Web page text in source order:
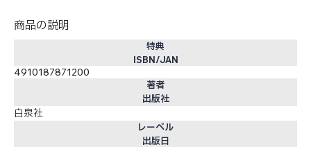
商品の説明
特典
ISBN/JAN
4910187871200
著者
出版社
白泉社
レーベル
出版日